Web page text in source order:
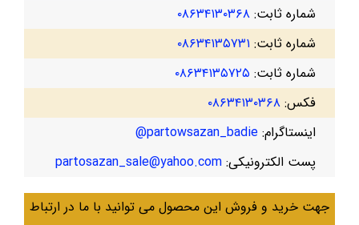
شماره ثابت: ۰۸۶۳۴۱۳۰۳۶۸
شماره ثابت: ۰۸۶۳۴۱۳۵۷۳۱
شماره ثابت: ۰۸۶۳۴۱۳۵۷۲۵
فکس: ۰۸۶۳۴۱۳۰۳۶۸
اینستاگرام: partowsazan_badie@
پست الکترونیکی: partosazan_sale@yahoo.com
جهت خرید و فروش این محصول می توانید با ما در ارتباط